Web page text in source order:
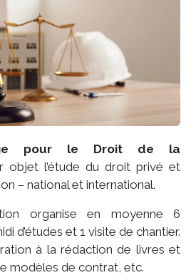
pour le Droit de la
objet l’étude du droit privé et
– national et international.
organise en moyenne 6
d’études et 1 visite de chantier.
à la rédaction de livres et
modèles de contrat, etc.